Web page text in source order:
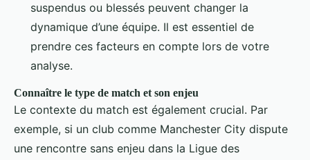
suspendus ou blessés peuvent changer la
dynamique d’une équipe. Il est essentiel de
prendre ces facteurs en compte lors de votre
analyse.
Connaître le type de match et son enjeu
Le contexte du match est également crucial. Par
exemple, si un club comme Manchester City dispute
une rencontre sans enjeu dans la Ligue des